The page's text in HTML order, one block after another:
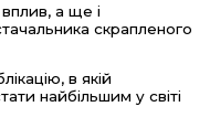
а ще і
скрапленого
в якій
найбільшим у світі